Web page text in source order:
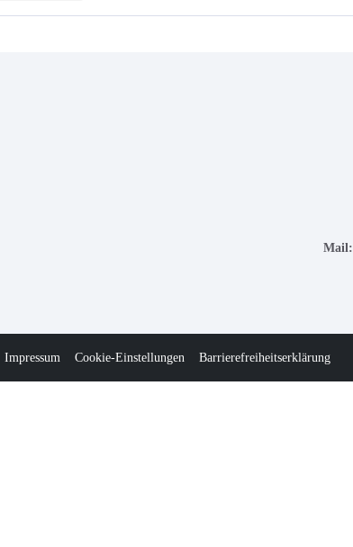
Mail:
Impressum Cookie-Einstellungen Barrierefreiheitserklärung